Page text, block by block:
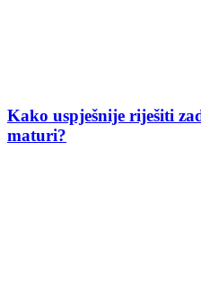
Kako uspješnije riješiti
maturi?